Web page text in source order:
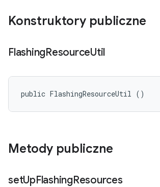
Konstruktory publiczne
FlashingResourceUtil
public FlashingResourceUtil ()
Metody publiczne
setUpFlashingResources